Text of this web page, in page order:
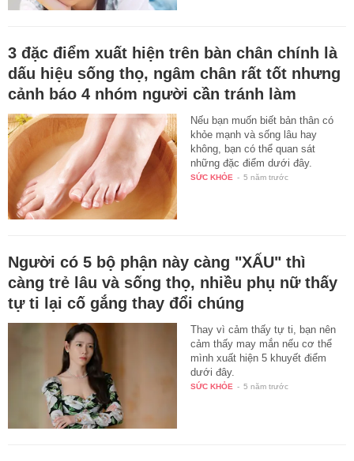
3 đặc điểm xuất hiện trên bàn chân chính là
dấu hiệu sống thọ, ngâm chân rất tốt nhưng
cảnh báo 4 nhóm người cần tránh làm
Nếu bạn muốn biết bản thân có
khỏe mạnh và sống lâu hay
không, bạn có thể quan sát
những đặc điểm dưới đây.
SỨC KHỎE - 5 năm trước
Người có 5 bộ phận này càng "XẤU" thì
càng trẻ lâu và sống thọ, nhiều phụ nữ thấy
tự ti lại cố gắng thay đổi chúng
Thay vì cảm thấy tự ti, bạn nên
cảm thấy may mắn nếu cơ thể
mình xuất hiện 5 khuyết điểm
dưới đây.
SỨC KHỎE - 5 năm trước